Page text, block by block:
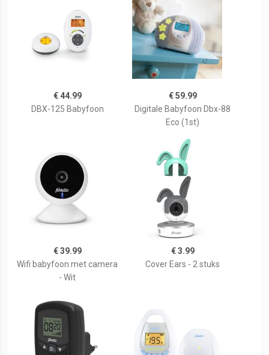
€ 44.99
DBX-125 Babyfoon
€ 59.99
Digitale Babyfoon Dbx-88
Eco (1st)
€ 39.99
Wifi babyfoon met camera
- Wit
€ 3.99
Cover Ears - 2 stuks